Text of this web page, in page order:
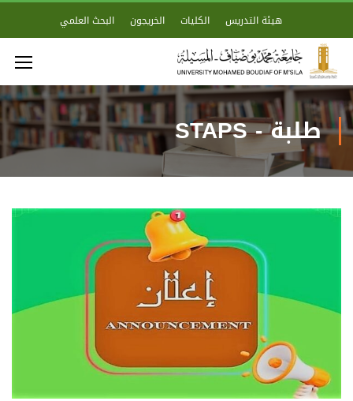
هيئة التدريس الكليات الخريجون البحث العلمي
طلبة - STAPS